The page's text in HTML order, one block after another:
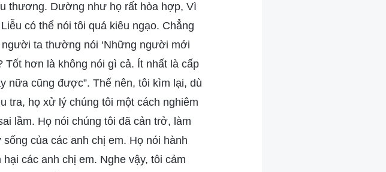
thương. Dường như họ rất hòa hợp, Vì
có thể nói tôi quá kiêu ngạo. Chẳng
ta thường nói ‘Những người mới
Tốt hơn là không nói gì cả. Ít nhất là cấp
nữa cũng được”. Thế nên, tôi kìm lại, dù
tra, họ xử lý chúng tôi một cách nghiêm
lầm. Họ nói chúng tôi đã cản trở, làm
của các anh chị em. Họ nói hành
các anh chị em. Nghe vậy, tôi cảm